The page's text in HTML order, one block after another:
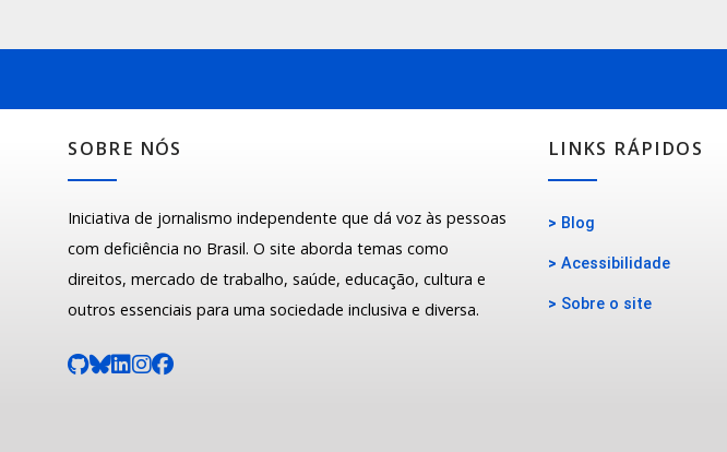
SOBRE NÓS
Iniciativa de jornalismo independente que dá voz às pessoas
com deficiência no Brasil. O site aborda temas como
direitos, mercado de trabalho, saúde, educação, cultura e
outros essenciais para uma sociedade inclusiva e diversa.
LINKS RÁPIDOS
> Blog
> Acessibilidade
> Sobre o site